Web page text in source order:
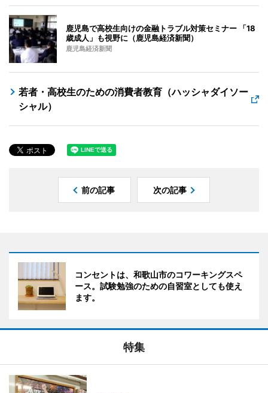
鹿児島で高校生向けの金融トラブル対策セミナー 「18
歳成人」も視野に（鹿児島経済新聞）
鹿児島経済新聞
若者・高校生のための消費者教育（ハッシャダイソー
シャル）
前の記事 次の記事
コンセントは、和歌山市のコワーキングスペ
ース。試験勉強のための自習室としても使え
ます。
特集